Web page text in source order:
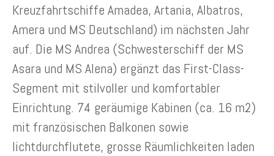
Kreuzfahrtschiffe Amadea, Artania, Albatros,
Amera und MS Deutschland) im nächsten Jahr
auf. Die MS Andrea (Schwesterschiff der MS
Asara und MS Alena) ergänzt das First-Class-
Segment mit stilvoller und komfortabler
Einrichtung. 74 geräumige Kabinen (ca. 16 m2)
mit französischen Balkonen sowie
lichtdurchflutete, grosse Räumlichkeiten laden